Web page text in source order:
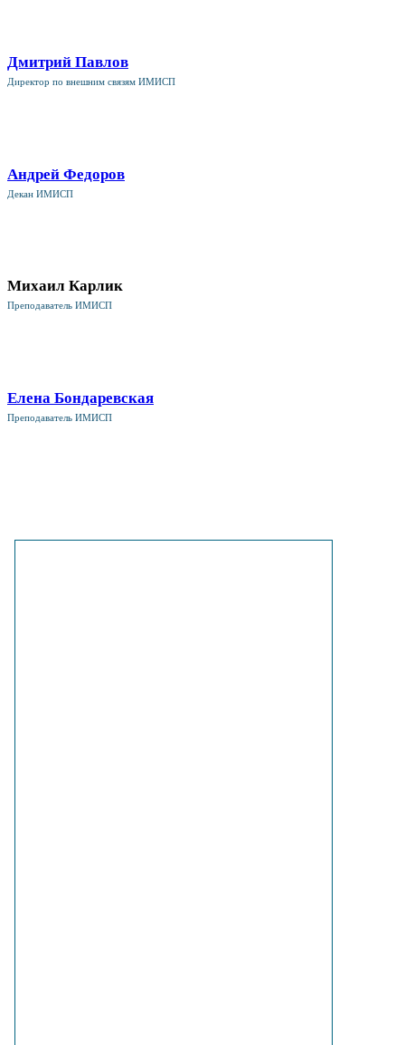
Дмитрий Павлов
Директор по внешним связям ИМИСП
Андрей Федоров
Декан ИМИСП
Михаил Карлик
Преподаватель ИМИСП
Елена Бондаревская
Преподаватель ИМИСП